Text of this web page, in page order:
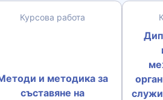
Курсова работа
и методика за
съставяне на